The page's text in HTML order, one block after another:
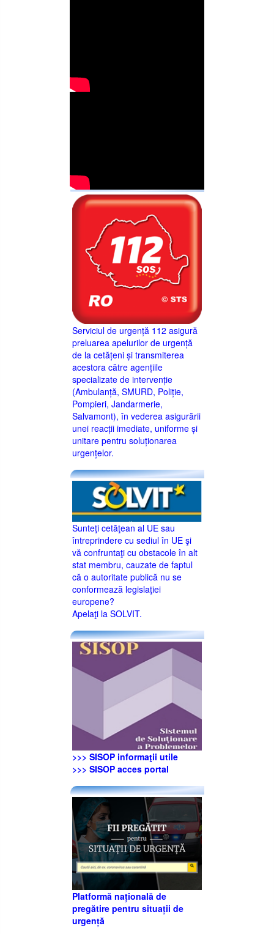
Serviciul de urgență 112 asigură
preluarea apelurilor de urgență
de la cetățeni și transmiterea
acestora către agențiile
specializate de intervenție
(Ambulanță, SMURD, Poliție,
Pompieri, Jandarmerie,
Salvamont), în vederea asigurării
unei reacții imediate, uniforme și
unitare pentru soluționarea
urgențelor.
Sunteţi cetăţean al UE sau
întreprindere cu sediul în UE şi
vă confruntaţi cu obstacole în alt
stat membru, cauzate de faptul
că o autoritate publică nu se
conformează legislaţiei
europene?
Apelaţi la SOLVIT.
>>> SISOP informaţii utile
>>> SISOP acces portal
Platformă națională de
pregătire pentru situații de
urgență